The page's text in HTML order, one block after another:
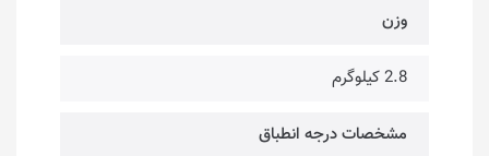
وزن
2.8 کیلوگرم
مشخصات درجه انطباق